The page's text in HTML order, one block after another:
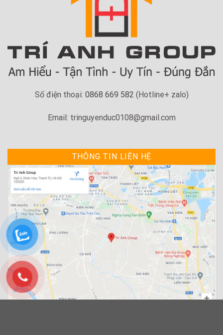
Số điện thoại: 0868 669 582 (Hotline+ zalo)
Email: tringuyenduc0108@gmail.com
THÔNG TIN LIÊN HỆ